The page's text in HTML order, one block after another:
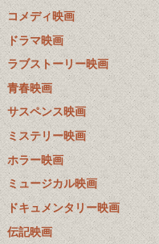
コメディ映画
ドラマ映画
ラブストーリー映画
青春映画
サスペンス映画
ミステリー映画
ホラー映画
ミュージカル映画
ドキュメンタリー映画
伝記映画